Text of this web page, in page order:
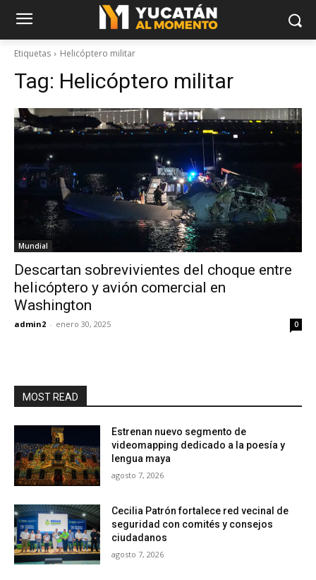
Etiquetas Helicóptero militar
Tag: Helicóptero militar
Mundial
Descartan sobrevivientes del choque entre
helicóptero y avión comercial en
Washington
admin2 - enero 30, 2025 0
MOST READ
Estrenan nuevo segmento de
videomapping dedicado a la poesía y
lengua maya
agosto 7, 2026
Cecilia Patrón fortalece red vecinal de
seguridad con comités y consejos
ciudadanos
agosto 7, 2026